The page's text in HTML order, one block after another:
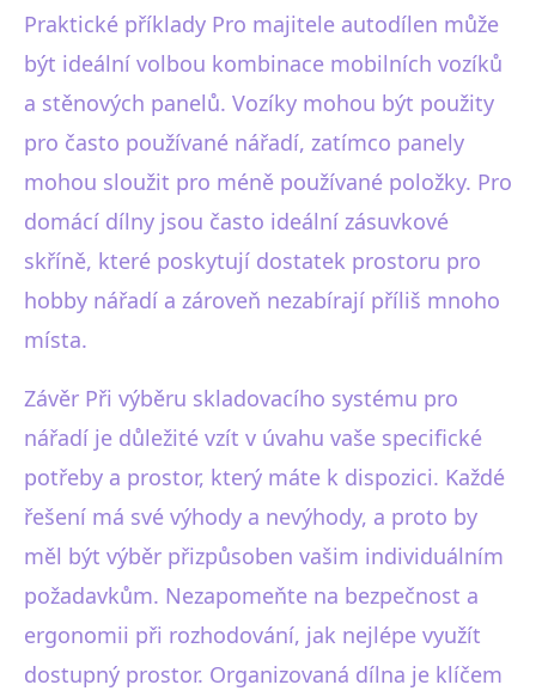
Praktické příklady Pro majitele autodílen může
být ideální volbou kombinace mobilních vozíků
a stěnových panelů. Vozíky mohou být použity
pro často používané nářadí, zatímco panely
mohou sloužit pro méně používané položky. Pro
domácí dílny jsou často ideální zásuvkové
skříně, které poskytují dostatek prostoru pro
hobby nářadí a zároveň nezabírají příliš mnoho
místa.
Závěr Při výběru skladovacího systému pro
nářadí je důležité vzít v úvahu vaše specifické
potřeby a prostor, který máte k dispozici. Každé
řešení má své výhody a nevýhody, a proto by
měl být výběr přizpůsoben vašim individuálním
požadavkům. Nezapomeňte na bezpečnost a
ergonomii při rozhodování, jak nejlépe využít
dostupný prostor. Organizovaná dílna je klíčem